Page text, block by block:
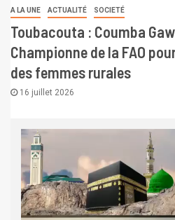
A LA UNE ACTUALITÉ SOCIETÉ
Toubacouta : Coumba
Championne de la FAO
des femmes rurales
16 juillet 2026